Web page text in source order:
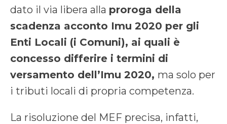
dato il via libera alla proroga della
scadenza acconto Imu 2020 per gli
Enti Locali (i Comuni), ai quali è
concesso differire i termini di
versamento dell’Imu 2020, ma solo per
i tributi locali di propria competenza.
La risoluzione del MEF precisa, infatti,